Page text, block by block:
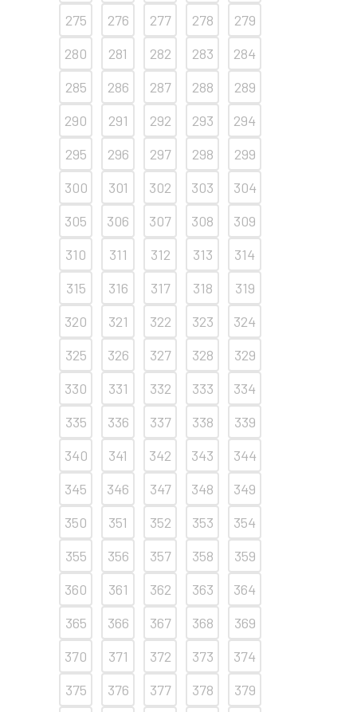
275
276 277 278
279
280
281 282 283
284
285
286 287 288
289
290
291 292 293
294
295
296 297 298
299
300
301 302 303
304
305
306 307 308
309
310
311 312 313
314
315
316 317 318
319
320
321 322 323
324
325
326 327 328
329
330
331 332 333
334
335
336 337 338
339
340
341 342 343
344
345
346 347 348
349
350
351 352 353
354
355
356 357 358
359
360
361 362 363
364
365
366 367 368
369
370
371 372 373
374
375
376 377 378 379